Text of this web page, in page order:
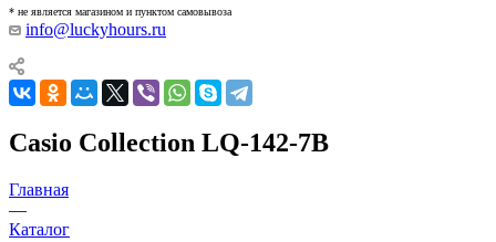
* не является магазином и пунктом самовывоза
info@luckyhours.ru
Casio Collection LQ-142-7B
Главная
—
Каталог